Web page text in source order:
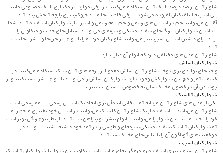
شلوار کتان از صد درصد الیاف کتان استفاده می‌کنند. در برخی موارد نیز مقداری الیاف مصنوعی مانند
پلی استر به الیاف کتان افزوده می‌شود تا برخی خاصیت‌ها مانند چروک‌پذیری پارچه کاهش پیدا کند.
آقایان می‌توانند هم در استایل‌های رسمی و هم نیمه رسمی و اسپرت از شلوار کتان استفاده کنند. شما
با داشتن شلوار کتان با رنگ‌های سفید، مشکی و سرمه‌ای می‌توانید استایل‌های جذاب و متفاوتی را
بزنید. برای داشتن استایل اسپرت نیز می‌توانید شلوار کتان مردانه را با انواع پیراهن‌ها و تیشرت‌ها ست
کنید.
شلوار کتان مدل‌های مختلفی دارد که انواع آن عبارتند از:
شلوار کتان اسلش
واحدهای تولیدی برای دوخت شلوار کتان اسلش معمولا از پارچه های کتان سبک استفاده می‌کنند. در
قسمت کمر و مچ این شلوار کش وجود دارد. شلوار کتان اسلش را می‌توانید با انواع تیشرت ست کنید و از
پوشیدن آن در فصول مختلف سال به خصوص تابستان لذت ببرید.
شلوار کتان کلاسیک
یکی از مدل‌های شلوار کتان مردانه که انتخابی ایده‌آل برای ایجاد یک استایل رسمی یا نیمه رسمی است
شلوار کتان می‌باشد. با استفاده از یک شلوار کتان کلاسیک می‌توانید در استایل خود تغییری منحصر به
فرد را ایجاد نمایید.‌ این شلوار را می‌توانید با انواع تیشرت و پیراهن ست کنید. از نظر تنوع رنگی بهتر است
که شلوار کتان کلاسیک سفید، مشکی، سرمه‌ای و طوسی را در کمد خود داشته باشید تا بتوانید در
موقعیت‌های گوناگون آن را با لباس‌های مختلف ست کنید.
شلوار کتان اسپرت
شلوار کتان اسپورت برای استفاده روزمره گزینه‌ای مناسب است. تفاوت این شلوار با شلوار کتان کلاسیک